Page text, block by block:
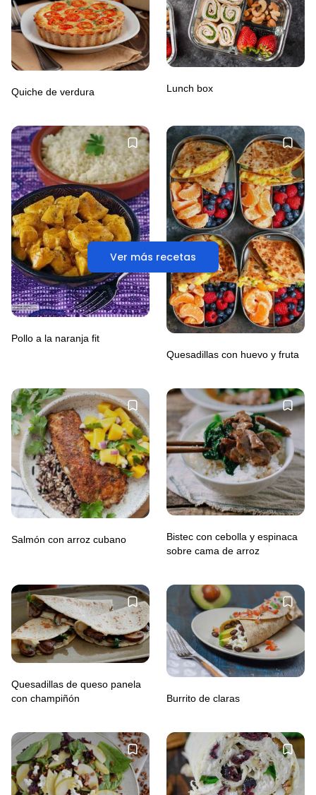
Ver más recetas
Quiche de verdura Lunch box
Pollo a la naranja fit
Quesadillas con huevo y fruta
Salmón con arroz cubano
Bistec con cebolla y espinaca
sobre cama de arroz
Quesadillas de queso panela
con champiñón
Burrito de claras